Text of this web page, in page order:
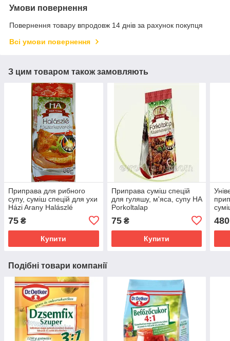
Умови повернення
Повернення товару впродовж 14 днів за рахунок покупця
Всі умови повернення
З цим товаром також замовляють
Приправа для рибного
супу, суміш спецій для ухи
Házi Arany Halászlé
fuszerkeverek Угорщина
75 ₴
Купити
Приправа суміш спецій
для гуляшу, м'яса, супу HA
Porkoltalap
Fuszerkeverek,Оригінал
Угорщина
75₴
Купити
480
Подібні товари компанії